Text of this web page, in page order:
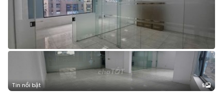
Tin nổi bật 5